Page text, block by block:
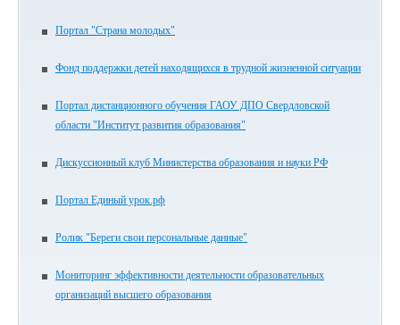
Портал "Страна молодых"
Фонд поддержки детей находящихся в трудной жизненной ситуации
Портал дистанционного обучения ГАОУ ДПО Свердловской
области "Институт развития образования"
Дискуссионный клуб Министерства образования и науки РФ
Портал Единый урок.рф
Ролик "Береги свои персональные данные"
Мониторинг эффективности деятельности образовательных
организаций высшего образования